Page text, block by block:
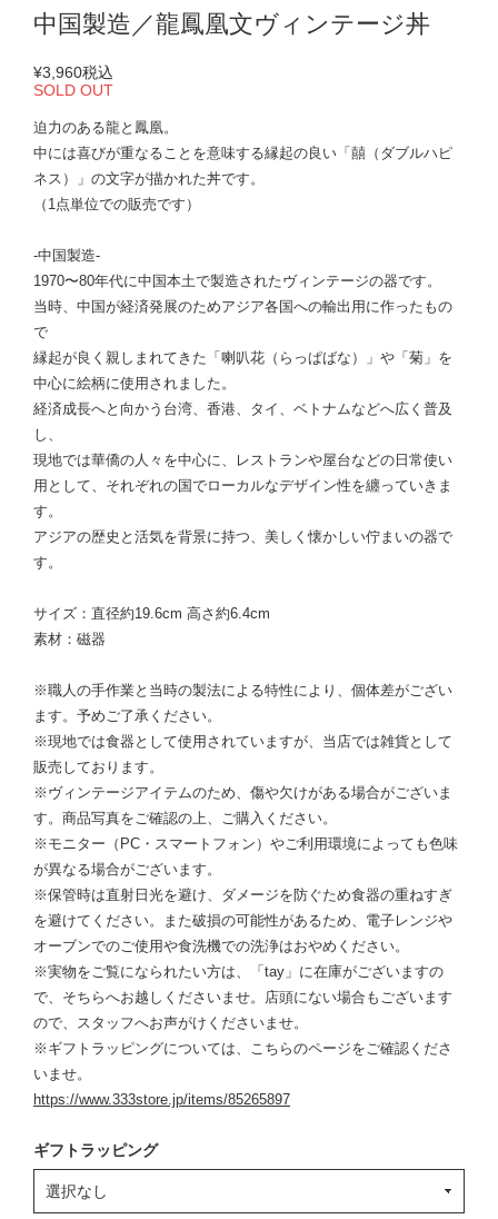
中国製造／龍鳳凰文ヴィンテージ丼
¥3,960税込
SOLD OUT
迫力のある龍と鳳凰。
中には喜びが重なることを意味する縁起の良い「囍（ダブルハピ
ネス）」の文字が描かれた丼です。
（1点単位での販売です）
-中国製造-
1970〜80年代に中国本土で製造されたヴィンテージの器です。
当時、中国が経済発展のためアジア各国への輸出用に作ったもの
で
縁起が良く親しまれてきた「喇叭花（らっぱばな）」や「菊」を
中心に絵柄に使用されました。
経済成長へと向かう台湾、香港、タイ、ベトナムなどへ広く普及
し、
現地では華僑の人々を中心に、レストランや屋台などの日常使い
用として、それぞれの国でローカルなデザイン性を纏っていきま
す。
アジアの歴史と活気を背景に持つ、美しく懐かしい佇まいの器で
す。
サイズ：直径約19.6cm 高さ約6.4cm
素材：磁器
※職人の手作業と当時の製法による特性により、個体差がござい
ます。予めご了承ください。
※現地では食器として使用されていますが、当店では雑貨として
販売しております。
※ヴィンテージアイテムのため、傷や欠けがある場合がございま
す。商品写真をご確認の上、ご購入ください。
※モニター（PC・スマートフォン）やご利用環境によっても色味
が異なる場合がございます。
※保管時は直射日光を避け、ダメージを防ぐため食器の重ねすぎ
を避けてください。また破損の可能性があるため、電子レンジや
オーブンでのご使用や食洗機での洗浄はおやめください。
※実物をご覧になられたい方は、「tay」に在庫がございますの
で、そちらへお越しくださいませ。店頭にない場合もございます
ので、スタッフへお声がけくださいませ。
※ギフトラッピングについては、こちらのページをご確認くださ
いませ。
https://www.333store.jp/items/85265897
ギフトラッピング